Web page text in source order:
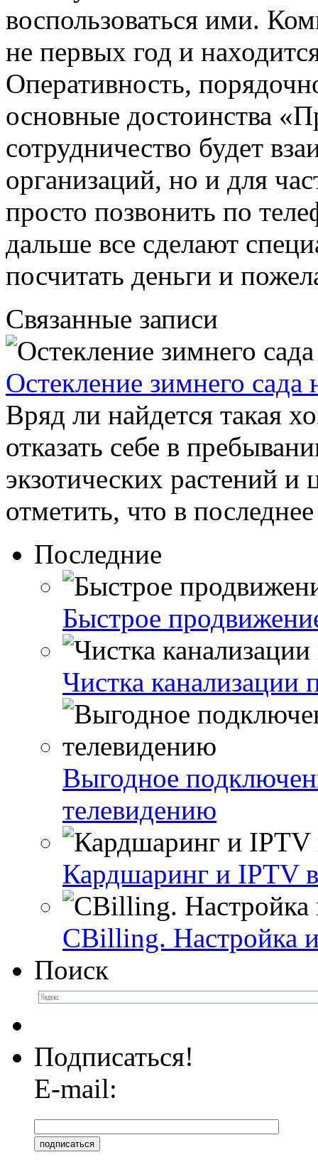
воспользоваться ими.
не первых год и
Оперативность,
основные достоинства
сотрудничество будет
организаций, но и для
просто позвонить по
дальше все сделают
посчитать деньги и
Связанные записи
Остекление зимнего сада
Вряд ли найдется такая
отказать себе в
экзотических растений и
отметить, что в
Последние
Быстрое
Чистка канализации
Выгодное
телевидению
Кардшаринг и IPTV в
CBilling. Настройка
Поиск
Подписаться!
E-mail: